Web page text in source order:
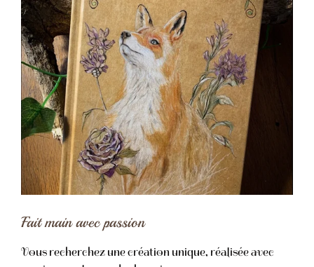
Fait main avec passion
Vous recherchez une création unique, réalisée avec